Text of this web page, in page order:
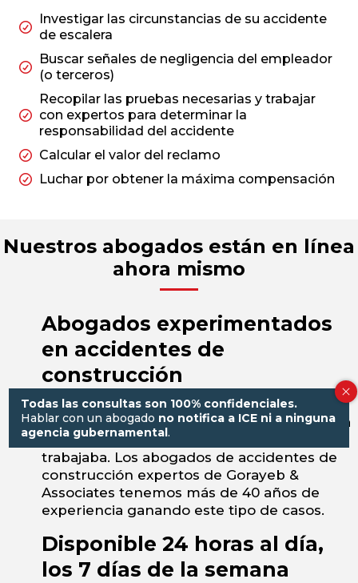
Investigar las circunstancias de su accidente
de escalera
Buscar señales de negligencia del empleador
(o terceros)
Recopilar las pruebas necesarias y trabajar
con expertos para determinar la
responsabilidad del accidente
Calcular el valor del reclamo
Luchar por obtener la máxima compensación
Nuestros abogados están en línea
ahora mismo
Abogados experimentados
en accidentes de
construcción
Usted podría preguntarse "¿Dónde
encuentro un abogado de accidentes cerca
de mí ?" si sufrió una lesión mientras
trabajaba. Los abogados de accidentes de
construcción expertos de Gorayeb &
Associates tenemos más de 40 años de
experiencia ganando este tipo de casos.
Disponible 24 horas al día,
los 7 días de la semana
Todas las consultas son 100% confidenciales.
Hablar con un abogado no notifica a ICE ni a ninguna
agencia gubernamental.